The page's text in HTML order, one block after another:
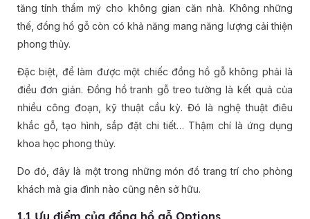
tăng tính thẩm mỹ cho không gian căn nhà. Không những
thế, đồng hồ gỗ còn có khả năng mang năng lượng cải thiện
phong thủy.
Đặc biệt, để làm được một chiếc đồng hồ gỗ không phải là
điều đơn giản. Đồng hồ tranh gỗ treo tường là kết quả của
nhiều công đoạn, kỹ thuật cầu kỳ. Đó là nghệ thuật điêu
khắc gỗ, tạo hình, sắp đặt chi tiết… Thậm chí là ứng dụng
khoa học phong thủy.
Do đó, đây là một trong những món đồ trang trí cho phòng
khách mà gia đình nào cũng nên sở hữu.